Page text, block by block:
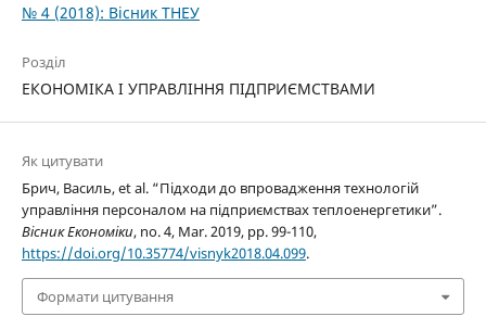
№ 4 (2018): Вісник ТНЕУ
Розділ
ЕКОНОМІКА І УПРАВЛІННЯ ПІДПРИЄМСТВАМИ
Як цитувати
Брич, Василь, et al. “Підходи до впровадження технологій
управління персоналом на підприємствах теплоенергетики”.
Вісник Економіки, no. 4, Mar. 2019, pp. 99-110,
https://doi.org/10.35774/visnyk2018.04.099.
Формати цитування